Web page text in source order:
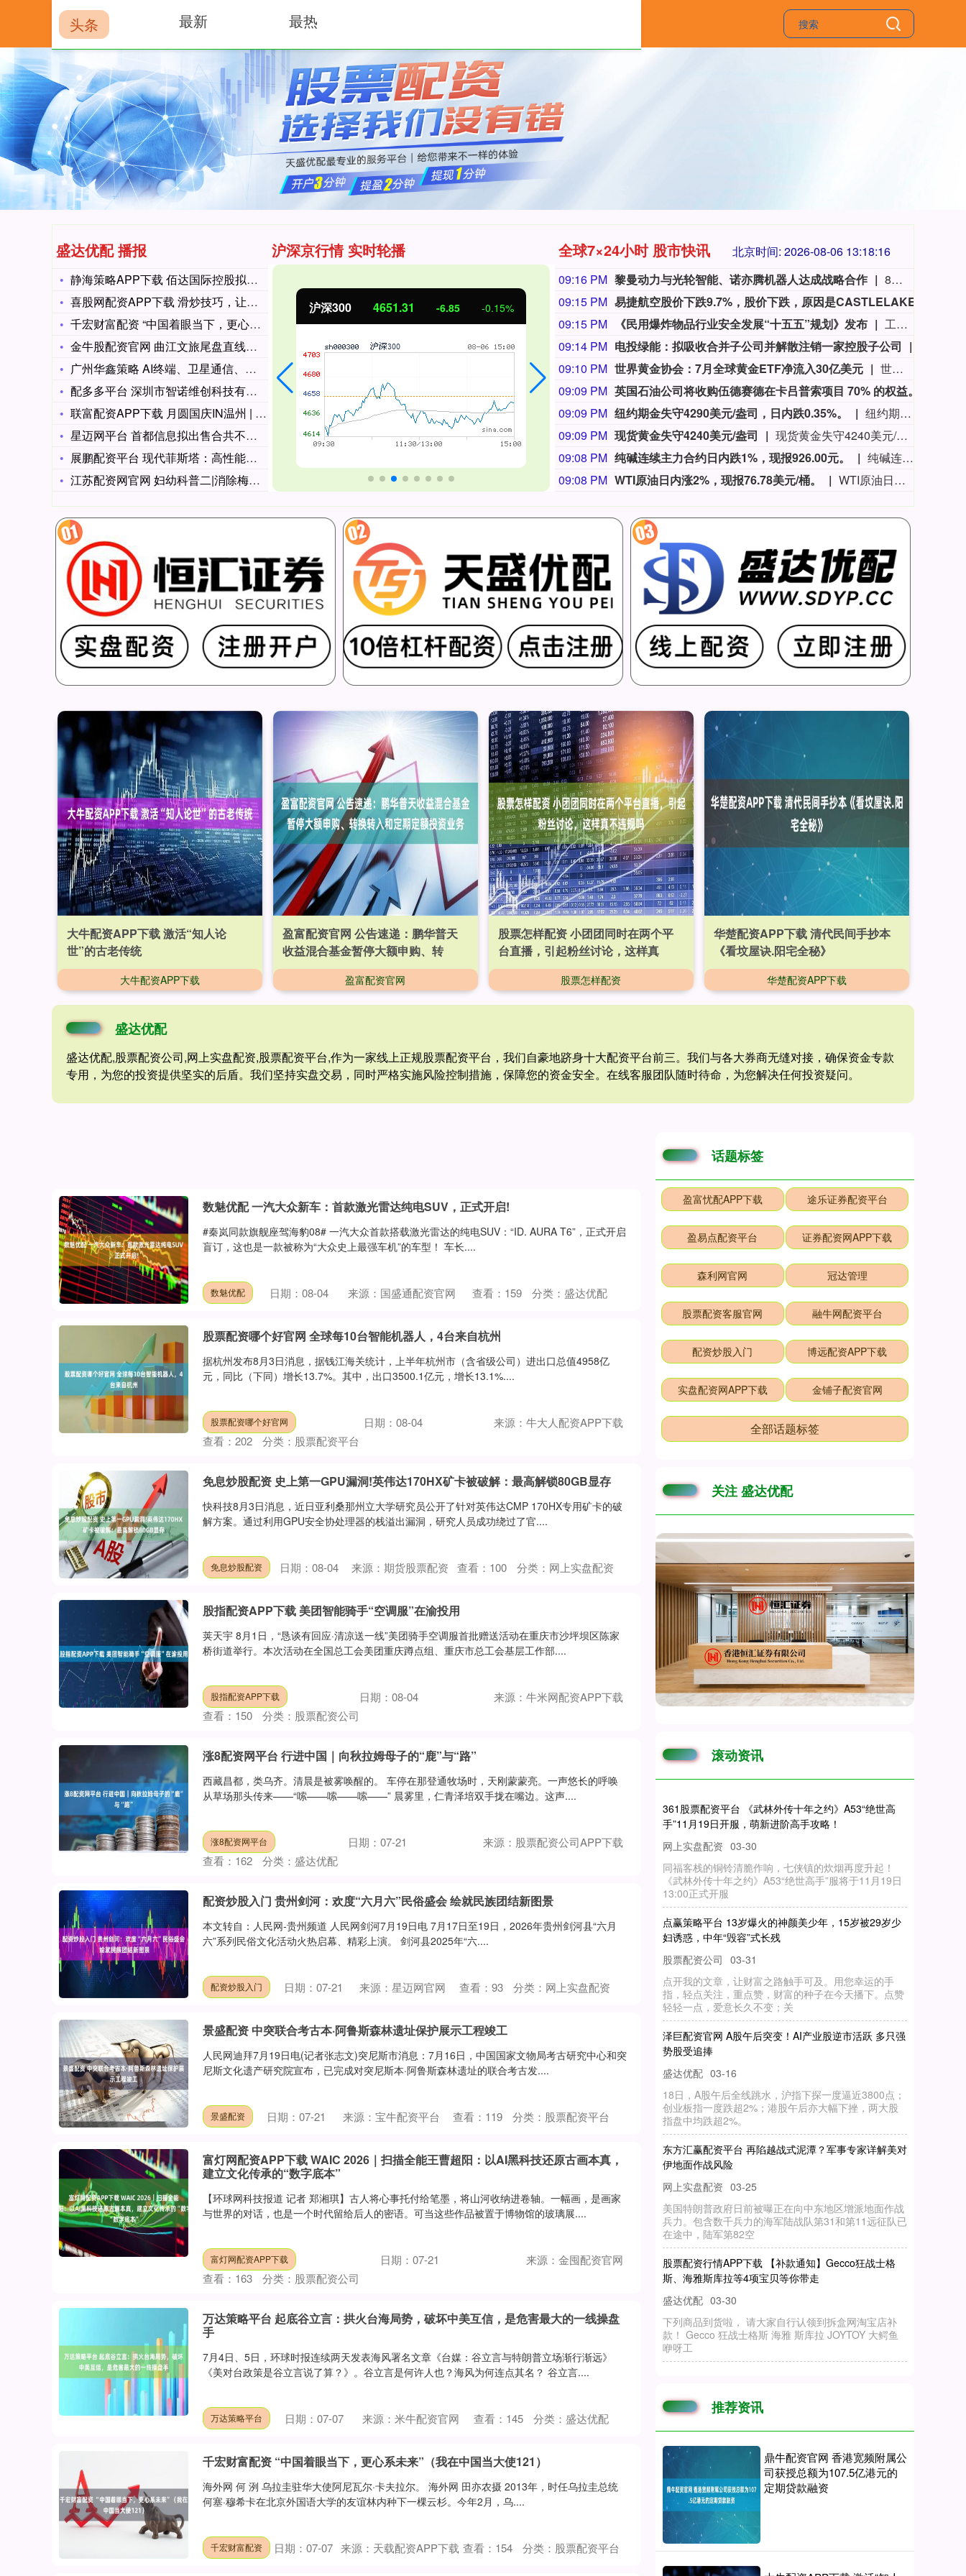
盛达优配
盛达优配 播报
静海策略APP下载 佰达国际控股拟进行股份合并
喜股网配资APP下载 滑炒技巧，让肉片嫩如豆腐的厨房魔法
千宏财富配资 “中国着眼当下，更心系未来”（我在中国当大使1
金牛股配资官网 曲江文旅尾盘直线涨停！多只高位股“炸板” 旅
广州华鑫策略 AI终端、卫星通信、汽车电子驱动多元增长 信维
配多多平台 深圳市智诺维创科技有限公司科普酱酒为什么要勾调？
联富配资APP下载 月圆国庆IN温州 | 一头扎进温州的小吃
星迈网平台 首都信息拟出售合共不超过540万股数字认证上市股
展鹏配资平台 现代菲斯塔：高性能轿跑的年轻之选，1.6T 动
江苏配资网官网 妇幼科普二|消除梅毒母婴传播 维护母婴健康权
沪深京行情 实时轮播
沪深300 4651.31 -6.85 -0.15% 北证50 1122.88 3.42 0.30% 创业板指 3515.56 -19.58 -0.55% 基金指数
全球7×24小时 股市快讯 北京时间: 2026-08-06 13:18:17
09:16 PM 黎曼动力与光轮智能、诺亦腾机器人达成战略合作
8月6日，黎曼动力宣布与光轮智能、诺亦腾机器人（Noitom Robotics）达成战略合作。围绕 Riemann-1.0 具身世界动作模型与 Matrix-Game 3.5 交互式世界模型，黎曼动力将与两家公司在高质量具身数据采集、模型训练、规模化评测、真实机器人部署与反馈优化等方向展开协同，推进百万小时具身智能数据建设。
09:15 PM
09:15 PM
《民用爆炸物品行业安全发展“十五五”规划》发布
工业和信息化部6日对外发布《民用爆炸物品行业安全发展“十五五”规划》，旨在进一步提升本质安全水平，强化监管效能，优化产业结构、产品结构、产能布局，推动行业向智能化、绿色化、融合化、国际化方向发展。民爆行业是推进现代化基础设施体系建设、保障国民经济和社会发展需要的重要基础性行业。规划提出到2030年，民爆行业安全水平进一步提高，创新能力持续增强，安全基础更加巩固，供给能力稳步提升，产品质量不断提高，企业重组整合有序推进，形成3至5家具有较强国际运营能力的大型民爆企业集团，绿色制造技术持续升级等。规划设定了10个主要指标，其中包括企业集团现场混装炸药许可产能占比≥40%、民用爆炸物品生产线1.1级和1.2级生产工房无操作人员等4个约束性指标；不发生重特大生产安全事故、主要产品产能利用率≥75%、危险岗位操作人员智能装备替代比例≥60%、排名前10家生产企业集团行业生产总值占比≥70%等6个预期性指标。（新华社）
09:14 PM 电投绿能：拟吸收合并子公司并解散注销一家控股子公司
09:10 PM 世界黄金协会：7月全球黄金ETF净流入30亿美元
世界黄金协会发布报告显示，全球黄金ETF在7月录得30亿美元净流入，结束此前连续两个月资金流出局面。受资金流入及金价上涨推动，全球黄金ETF资产管理规模（AUM）升至5300亿美元，较上月增长1%；黄金ETF持仓增加23吨至4068吨。
09:09 PM
09:09 PM 纽约期金失守4290美元/盎司，日内跌0.35%。
纽约期金失守4290美元/盎司，日内跌0.35%。
09:09 PM 现货黄金失守4240美元/盎司
现货黄金失守4240美元/盎司，日内跌0.19%。
09:08 PM 纯碱连续主力合约日内跌1%，现报926.00元。
纯碱连续主力合约日内跌1%，现报926.00元。
09:08 PM WTI原油日内涨2%，现报76.78美元/桶。 WTI原油日内涨2%，现报76.78美元/桶。
大牛配资APP下载 激活“知人论
世”的古老传统
大牛配资APP下载
盈富配资官网 公告速递：鹏华普天
收益混合基金暂停大额申购、转
盈富配资官网
股票怎样配资 小团团同时在两个平
台直播，引起粉丝讨论，这样真
股票怎样配资
华楚配资APP下载 清代民间手抄本
《看坟屋诀.阳宅全秘》
华楚配资APP下载
盛达优配
盛达优配,股票配资公司,网上实盘配资,股票配资平台,作为一家线上正规股票配资平台，我们自豪地跻身十大配资平台前三。我们与各大券商无缝对接，确保资金专款
专用，为您的投资提供坚实的后盾。我们坚持实盘交易，同时严格实施风险控制措施，保障您的资金安全。在线客服团队随时待命，为您解决任何投资疑问。
头条 最新 最热
数魅优配 一汽大众新车：首款激光雷达纯电SUV，正式开启!
#秦岚同款旗舰座驾海豹08# 一汽大众首款搭载激光雷达的纯电SUV：“ID. AURA T6”，正式开启
盲订，这也是一款被称为“大众史上最强车机”的车型！ 车长....
数魅优配 日期：08-04 来源：国盛通配资官网 查看： 159 分类： 盛达优配
股票配资哪个好官网 全球每10台智能机器人，4台来自杭州
据杭州发布8月3日消息，据钱江海关统计，上半年杭州市（含省级公司）进出口总值4958亿
元，同比（下同）增长13.7%。其中，出口3500.1亿元，增长13.1%....
股票配资哪个好官网 日期：08-04
来源：牛大人配资APP下载
查看： 202 分类： 股票配资平台
免息炒股配资 史上第一GPU漏洞!英伟达170HX矿卡被破解：最高解锁80GB显存
快科技8月3日消息，近日亚利桑那州立大学研究员公开了针对英伟达CMP 170HX专用矿卡的破
解方案。通过利用GPU安全协处理器的栈溢出漏洞，研究人员成功绕过了官....
免息炒股配资 日期：08-04 来源：期货股票配资 查看： 100 分类： 网上实盘配资
股指配资APP下载 美团智能骑手“空调服”在渝投用
荚天宇 8月1日，“恳谈有回应·清凉送一线”美团骑手空调服首批赠送活动在重庆市沙坪坝区陈家
桥街道举行。本次活动在全国总工会美团重庆蹲点组、重庆市总工会基层工作部....
股指配资APP下载 日期：08-04
来源：牛米网配资APP下载
查看： 150 分类： 股票配资公司
涨8配资网平台 行进中国｜向秋拉姆母子的“鹿”与“路”
西藏昌都，类乌齐。清晨是被雾唤醒的。 车停在那登通牧场时，天刚蒙蒙亮。一声悠长的呼唤
从草场那头传来——“嗦——嗦——嗦——” 晨雾里，仁青泽培双手拢在嘴边。这声....
涨8配资网平台 日期：07-21
来源：股票配资公司APP下载
查看： 162 分类： 盛达优配
配资炒股入门 贵州剑河：欢度“六月六”民俗盛会 绘就民族团结新图景
本文转自：人民网-贵州频道 人民网剑河7月19日电 7月17日至19日，2026年贵州剑河县“六月
六”系列民俗文化活动火热启幕、精彩上演。 剑河县2025年“六....
配资炒股入门 日期：07-21 来源：星迈网官网 查看： 93 分类： 网上实盘配资
景盛配资 中突联合考古本·阿鲁斯森林遗址保护展示工程竣工
人民网迪拜7月19日电(记者张志文)突尼斯市消息：7月16日，中国国家文物局考古研究中心和突
尼斯文化遗产研究院宣布，已完成对突尼斯本·阿鲁斯森林遗址的联合考古发....
景盛配资 日期：07-21 来源：宝牛配资平台 查看： 119 分类： 股票配资平台
富灯网配资APP下载 WAIC 2026｜扫描全能王曹超阳：以AI黑科技还原古画本真，
建立文化传承的“数字底本”
【环球网科技报道 记者 郑湘琪】古人将心事托付给笔墨，将山河收纳进卷轴。一幅画，是画家
与世界的对话，也是一个时代留给后人的密语。可当这些作品被置于博物馆的玻璃展....
富灯网配资APP下载 日期：07-21
来源：金囤配资官网
查看： 163 分类： 股票配资公司
万达策略平台 起底谷立言：拱火台海局势，破坏中美互信，是危害最大的一线操盘
手
7月4日、5日，环球时报连续两天发表海风署名文章《台媒：谷立言与特朗普立场渐行渐远》
《美对台政策是谷立言说了算？》。谷立言是何许人也？海风为何连点其名？ 谷立言....
万达策略平台 日期：07-07 来源：米牛配资官网 查看： 145 分类： 盛达优配
千宏财富配资 “中国着眼当下，更心系未来”（我在中国当大使121）
海外网 何 洌 乌拉圭驻华大使阿尼瓦尔·卡夫拉尔。 海外网 田亦农摄 2013年，时任乌拉圭总统
何塞·穆希卡在北京外国语大学的友谊林内种下一棵云杉。今年2月，乌....
千宏财富配资 日期：07-07 来源：天载配资APP下载 查看： 154 分类： 股票配资平台
话题标签
盈富忧配APP下载 途乐证券配资平台
盈易点配资平台 证券配资网APP下载
森利网官网 冠达管理
股票配资客服官网 融牛网配资平台
配资炒股入门 博远配资APP下载
实盘配资网APP下载 金铺子配资官网
全部话题标签
关注 盛达优配
滚动资讯
361股票配资平台 《武林外传十年之约》A53“绝世高
手”11月19日开服，萌新进阶高手攻略！
网上实盘配资 03-30
同福客栈的铜铃清脆作响，七侠镇的炊烟再度升起！
《武林外传十年之约》A53“绝世高手”服将于11月19日
13:00正式开服
点赢策略平台 13岁爆火的神颜美少年，15岁被29岁少
妇诱惑，中年“毁容”式长残
股票配资公司 03-31
点开我的文章，让财富之路触手可及。用您幸运的手
指，轻点关注，重点赞，财富的种子在今天播下。点赞
轻轻一点，爱意长久不变；关
泽巨配资官网 A股午后突变！AI产业股逆市活跃 多只强
势股受追捧
盛达优配 03-16
18日，A股午后全线跳水，沪指下探一度逼近3800点；
创业板指一度跌超2%；港股午后亦大幅下挫，两大股
指盘中均跌超2%。
东方汇赢配资平台 再陷越战式泥潭？军事专家详解美对
伊地面作战风险
网上实盘配资 03-25
美国特朗普政府日前被曝正在向中东地区增派地面作战
兵力。包含数千兵力的海军陆战队第31和第11远征队已
在途中，陆军第82空
股票配资行情APP下载 【补款通知】Gecco狂战士格
斯、海雅斯库拉等4项宝贝等你带走
盛达优配 03-30
下列商品到货啦， 请大家自行认领到拆盒网淘宝店补
款！ Gecco 狂战士格斯 海雅 斯库拉 JOYTOY 大鳄鱼
咿呀工
推荐资讯
鼎牛配资官网 香港宽频附属公
司获授总额为107.5亿港元的
定期贷款融资